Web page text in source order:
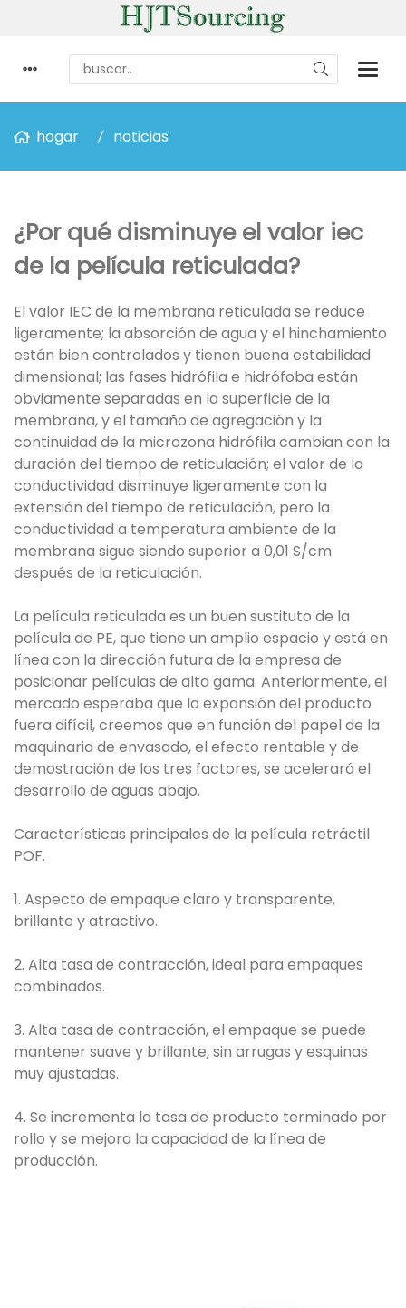
hogar noticias
¿Por qué disminuye el valor iec
de la película reticulada?
El valor IEC de la membrana reticulada se reduce
ligeramente; la absorción de agua y el hinchamiento
están bien controlados y tienen buena estabilidad
dimensional; las fases hidrófila e hidrófoba están
obviamente separadas en la superficie de la
membrana, y el tamaño de agregación y la
continuidad de la microzona hidrófila cambian con la
duración del tiempo de reticulación; el valor de la
conductividad disminuye ligeramente con la
extensión del tiempo de reticulación, pero la
conductividad a temperatura ambiente de la
membrana sigue siendo superior a 0,01 S/cm
después de la reticulación.
La película reticulada es un buen sustituto de la
película de PE, que tiene un amplio espacio y está en
línea con la dirección futura de la empresa de
posicionar películas de alta gama. Anteriormente, el
mercado esperaba que la expansión del producto
fuera difícil, creemos que en función del papel de la
maquinaria de envasado, el efecto rentable y de
demostración de los tres factores, se acelerará el
desarrollo de aguas abajo.
Características principales de la película retráctil
POF.
1. Aspecto de empaque claro y transparente,
brillante y atractivo.
2. Alta tasa de contracción, ideal para empaques
combinados.
3. Alta tasa de contracción, el empaque se puede
mantener suave y brillante, sin arrugas y esquinas
muy ajustadas.
4. Se incrementa la tasa de producto terminado por
rollo y se mejora la capacidad de la línea de
producción.